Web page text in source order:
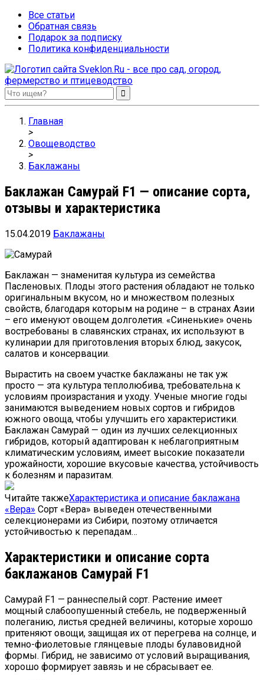
Все статьи
Обратная связь
Подарок за подписку
Политика конфиденциальности
Sveklon.Ru – все про сад, огород, фермерство и птицеводство
Главная
>
Овощеводство
>
Баклажаны
Баклажан Самурай F1 — описание сорта,
отзывы и характеристика
15.04.2019 Баклажаны
Баклажан — знаменитая культура из семейства
Пасленовых. Плоды этого растения обладают не только
оригинальным вкусом, но и множеством полезных
свойств, благодаря которым на родине – в странах Азии
– его именуют овощем долголетия. «Синенькие» очень
востребованы в славянских странах, их используют в
кулинарии для приготовления вторых блюд, закусок,
салатов и консервации.
Вырастить на своем участке баклажаны не так уж
просто — эта культура теплолюбива, требовательна к
условиям произрастания и уходу. Ученые многие годы
занимаются выведением новых сортов и гибридов
южного овоща, чтобы улучшить его характеристики.
Баклажан Самурай — один из лучших селекционных
гибридов, который адаптирован к неблагоприятным
климатическим условиям, имеет высокие показатели
урожайности, хорошие вкусовые качества, устойчивость
к болезням и паразитам.
Читайте такжеХарактеристика и описание баклажана
«Вера» Сорт «Вера» выведен отечественными
селекционерами из Сибири, поэтому отличается
устойчивостью к перепадам…
Характеристики и описание сорта
баклажанов Самурай F1
Самурай F1 — раннеспелый сорт. Растение имеет
мощный слабоопушенный стебель, не подверженный
полеганию, листья средней величины, которые хорошо
притеняют овощи, защищая их от перегрева на солнце, и
темно-фиолетовые глянцевые плоды булавовидной
формы. Гибрид, не зависимо от условий выращивания,
хорошо формирует завязь и не сбрасывает ее.